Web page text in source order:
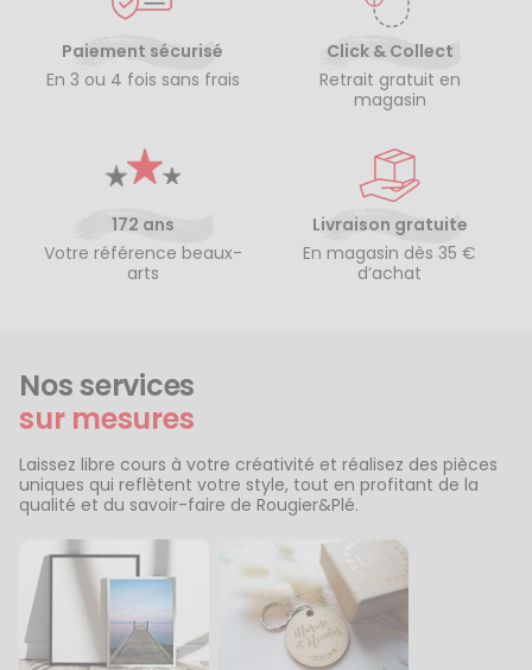
Paiement sécurisé
En 3 ou 4 fois sans frais
Click & Collect
Retrait gratuit en
magasin
172 ans
Votre référence beaux-
arts
Livraison gratuite
En magasin dès 35 €
d’achat
Nos services
sur mesures
Laissez libre cours à votre créativité et réalisez des pièces
uniques qui reflètent votre style, tout en profitant de la
qualité et du savoir-faire de Rougier&Plé.